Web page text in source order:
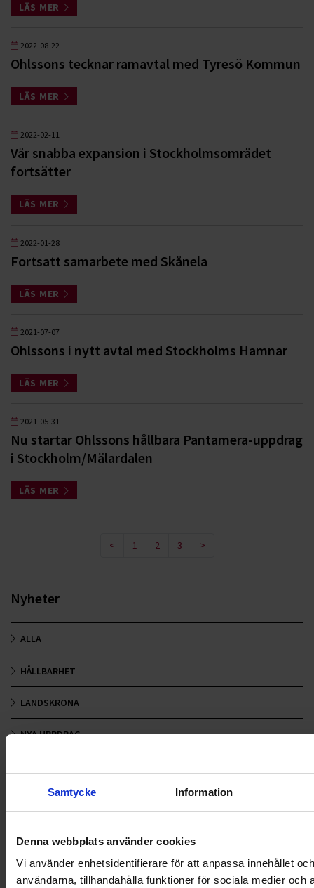
Samtycke Information
Denna webbplats använder cookies
Vi använder enhetsidentifierare för att anpassa innehållet
användarna, tillhandahålla funktioner för sociala medier och
LÄS MER
2022-08-22
Ohlssons tecknar ramavtal med Tyresö Kommun
LÄS MER
2022-02-11
Vår snabba expansion i Stockholmsområdet
fortsätter
LÄS MER
2022-01-28
Fortsatt samarbete med Skånela
LÄS MER
2021-07-07
Ohlssons i nytt avtal med Stockholms Hamnar
LÄS MER
2021-05-31
Nu startar Ohlssons hållbara Pantamera-uppdrag
i Stockholm/Mälardalen
LÄS MER
< 1 2 3 >
Nyheter
ALLA
HÅLLBARHET
LANDSKRONA
NYA UPPDRAG
OHLSSONS REGION SYD
OHLSSONSKOLLEGOR